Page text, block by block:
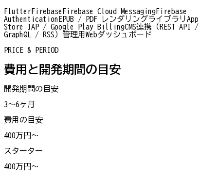
FlutterFirebase Firebase Cloud MessagingFirebase
Authentication EPUB / PDF レンダリングライブラリApp
Store IAP / Google Play BillingCMS連携（REST API /
GraphQL / RSS） 管理用Webダッシュボード
PRICE & PERIOD
費用と開発期間の目安
開発期間の目安
3〜6ヶ月
費用の目安
400万円〜
スターター
400万円〜